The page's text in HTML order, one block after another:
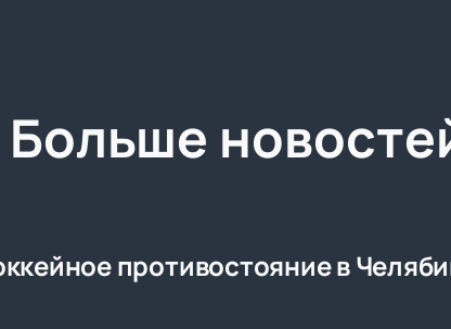
Больше
противостояние в